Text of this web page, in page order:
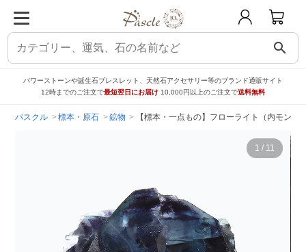
search
パワーストーンや誕生石ブレスレット、天然石アクセサリー等のブランド通販サイト
12時までのご注文で最短翌日にお届け 10,000円以上のご注文で送料無料
パスクル 標本・原石 鉱物 【標本・一点もの】フローライト（内モンゴ
1 / 11